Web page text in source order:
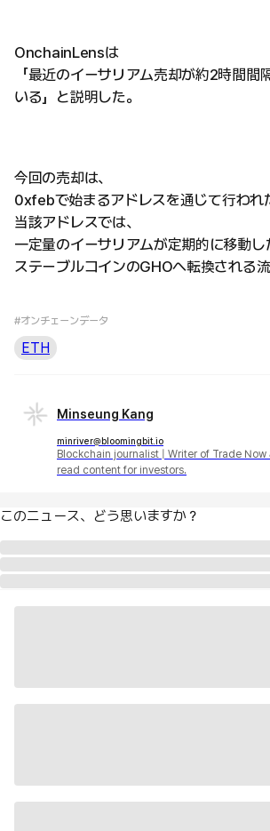
OnchainLensは
「最近のイーサリアム売却が約2時間間
いる」と説明した。
今回の売却は、
0xfebで始まるアドレスを通じて行われ
当該アドレスでは、
一定量のイーサリアムが定期的に移動し
ステーブルコインのGHOへ転換される
#オンチェーンデータ
ETH
Minseung Kang
minriver@bloomingbit.io
Blockchain journalist | Writer of Trade
read content for investors.
このニュース、どう思いますか？